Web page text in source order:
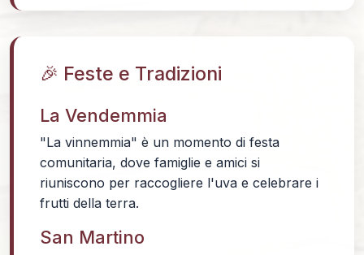
🎉 Feste e Tradizioni
La Vendemmia
"La vinnemmia" è un momento di festa
comunitaria, dove famiglie e amici si
riuniscono per raccogliere l'uva e celebrare i
frutti della terra.
San Martino